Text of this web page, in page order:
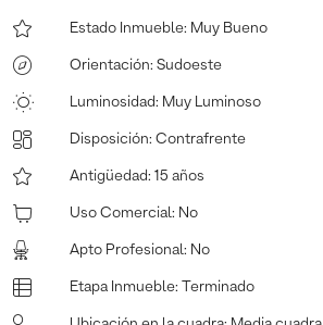
Estado Inmueble: Muy Bueno
Orientación: Sudoeste
Luminosidad: Muy Luminoso
Disposición: Contrafrente
Antigüedad: 15 años
Uso Comercial : No
Apto Profesional : No
Etapa Inmueble: Terminado